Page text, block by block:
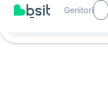
Genitori